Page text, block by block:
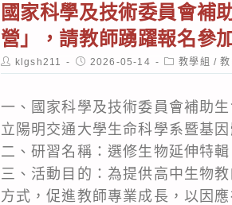
國家科學及技術委員會補
營」，請教師踴躍報名參
Post
author:
klgsh211
Post
published:
2026-05-14
Post
category:
教學組 /
一、國家科學及技術委員會補助
立陽明交通大學生命科學系暨基
二、研習名稱：選修生物延伸特
三、活動目的：為提供高中生物
方式，促進教師專業成長，以因